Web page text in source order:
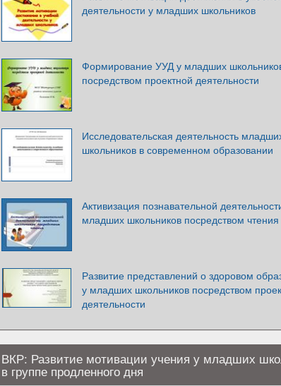
деятельности у младших школьников
Формирование УУД у младших
посредством проектной деятельности
Исследовательская деятельность
школьников в современном образовании
Активизация познавательной
младших школьников посредством чтения
Развитие представлений о здоровом
у младших школьников посредством
деятельности
ВКР: Развитие мотивации учения у младших
в группе продленного дня